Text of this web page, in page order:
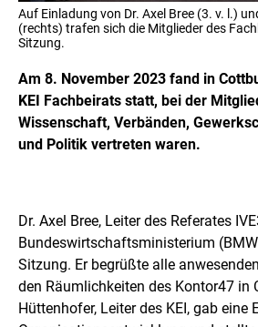
ö
f
f
e
t
B
i
l
e
i
n
e
r
v
e
Auf Einladung von Dr. Axel Bree (3. v. l.)
(rechts) trafen sich die Mitglieder des
Sitzung.
Am 8. November 2023 fand in
KEI Fachbeirats statt, bei der
Wissenschaft, Verbänden,
und Politik vertreten waren.
Dr. Axel Bree, Leiter des Referates
Bundeswirtschaftsministerium
Sitzung. Er begrüßte alle
den Räumlichkeiten des Kontor47 in
Hüttenhofer, Leiter des KEI, gab eine